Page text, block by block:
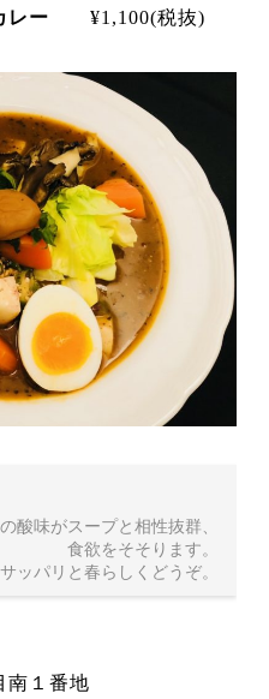
カレー¥1,100(税抜)
酸味がスープと相性抜群、
食欲をそそります。
サッパリと春らしくどうぞ。
南１番地